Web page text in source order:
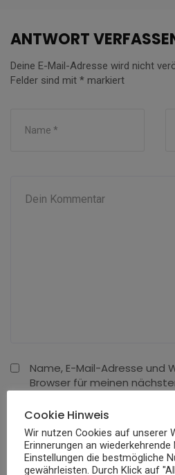
ANTWORT
Deine E-Mail-Adresse wird nicht
Felder sind mit * markiert
Name, E-Mail-Adresse und
Browser für meinen
Cookie Hinweis
Wir nutzen Cookies auf unserer
Erinnerungen an
Einstellungen die bestmögliche
gewährleisten. Durch Klick auf